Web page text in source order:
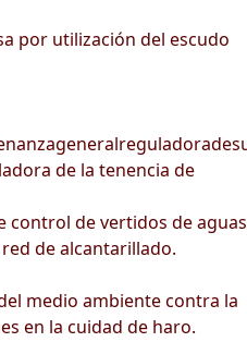
por utilización del escudo
de la tenencia de
control de vertidos de aguas
de alcantarillado.
medio ambiente contra la
en la cuidad de haro.